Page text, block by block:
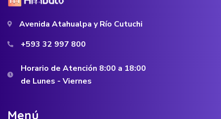
Avenida Atahualpa y Río Cutuchi
+593 32 997 800
Horario de Atención 8:00 a 18:00
de Lunes - Viernes
Menú